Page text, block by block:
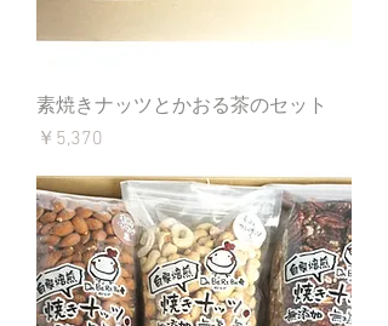
素焼きナッツとかおる茶のセット
価格
￥5,370